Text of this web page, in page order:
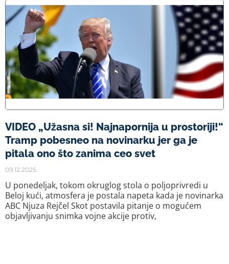
VIDEO „Užasna si! Najnapornija u prostoriji!“
Tramp pobesneo na novinarku jer ga je
pitala ono što zanima ceo svet
09.12.2025.
U ponedeljak, tokom okruglog stola o poljoprivredi u
Beloj kući, atmosfera je postala napeta kada je novinarka
ABC Njuza Rejčel Skot postavila pitanje o mogućem
objavljivanju snimka vojne akcije protiv,